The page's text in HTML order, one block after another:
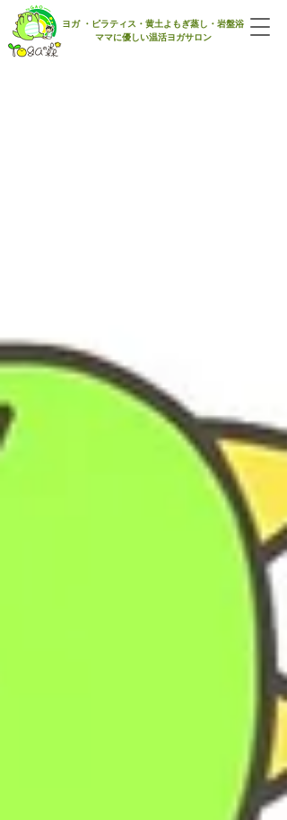
​ヨガ ・ピラティス・黄土よもぎ蒸し・岩盤浴
ママに優しい​温活ヨガサロン